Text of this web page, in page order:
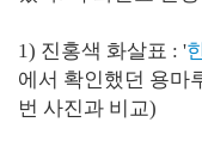
1) 진홍색 화살표 : '
에서 확인했던 용마
번 사진과 비교)